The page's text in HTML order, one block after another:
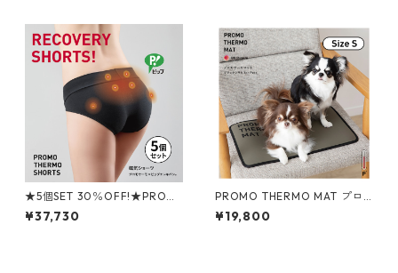
★5個SET 30％OFF!★PROM
O THERMO SHORTS ピップエ
レキバン 磁気ショーツ
¥37,730
PROMO THERMO MAT プロ
モサーモマットブラックシリ
カ for ペット Sサイズ
¥19,800